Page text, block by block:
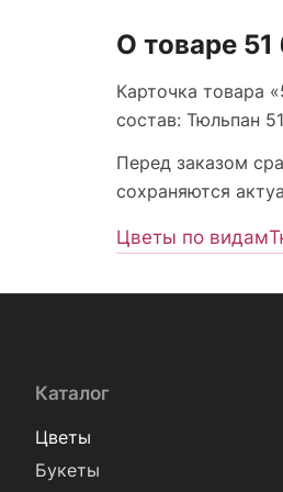
О товаре
Карточка товара
состав: Тюльпан
Перед заказом
сохраняются
Цветы по видам
Каталог
Цветы
Букеты